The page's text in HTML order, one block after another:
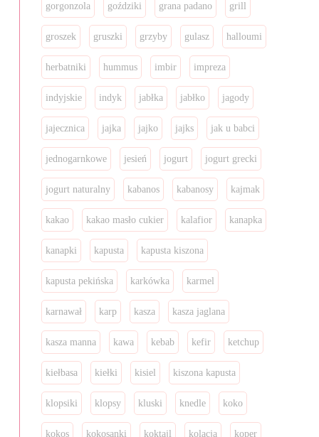
gorgonzola goździki grana padano grill
groszek gruszki grzyby gulasz halloumi
herbatniki hummus imbir impreza
indyjskie indyk jabłka jabłko jagody
jajecznica jajka jajko jajks jak u babci
jednogarnkowe jesień jogurt jogurt grecki
jogurt naturalny kabanos kabanosy kajmak
kakao kakao masło cukier kalafior kanapka
kanapki kapusta kapusta kiszona
kapusta pekińska karkówka karmel
karnawał karp kasza kasza jaglana
kasza manna kawa kebab kefir ketchup
kiełbasa kiełki kisiel kiszona kapusta
klopsiki klopsy kluski knedle koko
kokos kokosanki koktajl kolacja koper